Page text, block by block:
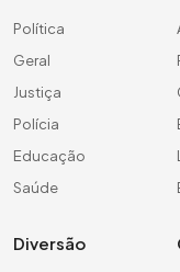
Política
Geral
Justiça
Polícia
Educação
Saúde
Diversão